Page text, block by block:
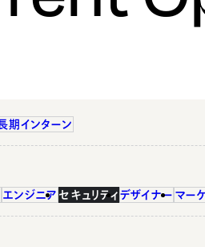
期インターン
エンジニア セキュリティ デザイナー マー